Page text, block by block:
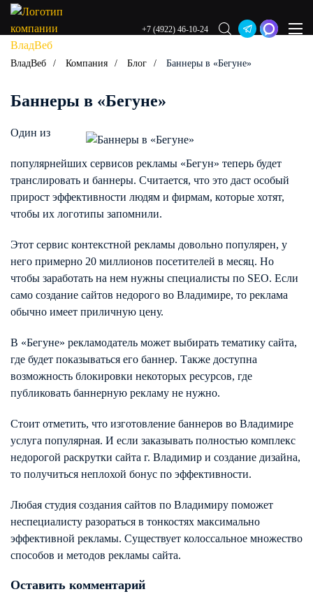
+7 (4922) 46-10-24
ВладВеб Компания Блог Баннеры в «Бегуне»
Баннеры в «Бегуне»
Один из
популярнейших сервисов рекламы «Бегун» теперь будет
транслировать и баннеры. Считается, что это даст особый
прирост эффективности людям и фирмам, которые хотят,
чтобы их логотипы запомнили.
Этот сервис контекстной рекламы довольно популярен, у
него примерно 20 миллионов посетителей в месяц. Но
чтобы заработать на нем нужны специалисты по SEO. Если
само создание сайтов недорого во Владимире, то реклама
обычно имеет приличную цену.
В «Бегуне» рекламодатель может выбирать тематику сайта,
где будет показываться его баннер. Также доступна
возможность блокировки некоторых ресурсов, где
публиковать баннерную рекламу не нужно.
Стоит отметить, что изготовление баннеров во Владимире
услуга популярная. И если заказывать полностью комплекс
недорогой раскрутки сайта г. Владимир и создание дизайна,
то получиться неплохой бонус по эффективности.
Любая студия создания сайтов по Владимиру поможет
неспециалисту разораться в тонкостях максимально
эффективной рекламы. Существует колоссальное множество
способов и методов рекламы сайта.
Оставить комментарий